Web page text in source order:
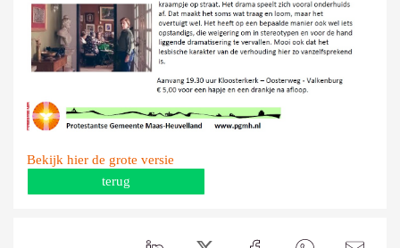
Bekijk hier de grote versie
terug